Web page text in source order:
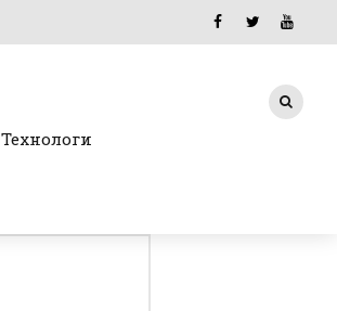
Технологи